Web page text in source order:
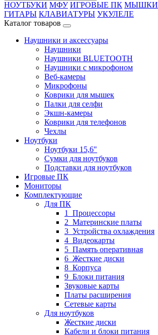
НОУТБУКИ МФУ ИГРОВЫЕ ПК МЫШКИ
ГИТАРЫ КЛАВИАТУРЫ УКУЛЕЛЕ
Каталог товаров
Наушники и аксессуары
Наушники
Наушники BLUETOOTH
Наушники с микрофоном
Веб-камеры
Микрофоны
Коврики для мышек
Палки для селфи
Экшн-камеры
Коврики для телефонов
Чехлы
Ноутбуки
Ноутбуки 15,6"
Сумки для ноутбуков
Подставки для ноутбуков
Игровые ПК
Мониторы
Комплектующие
Для ПК
1_Процессоры
2_Материнские платы
3_Устройства охлаждения
4_Видеокарты
5_Память оперативная
6_Жесткие диски
8_Корпуса
9_Блоки питания
Звуковые карты
Платы расширения
Сетевые карты
Для ноутбуков
Жесткие диски
Кабели и блоки питания